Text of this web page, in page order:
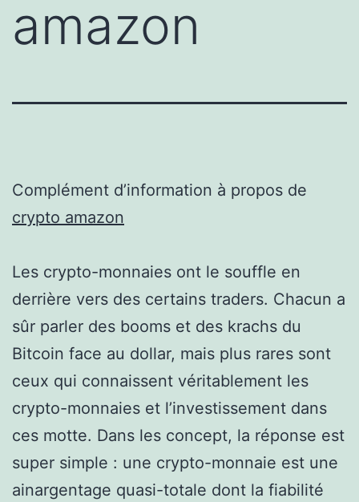
amazon
Complément d’information à propos de
crypto amazon
Les crypto-monnaies ont le souffle en
derrière vers des certains traders. Chacun a
sûr parler des booms et des krachs du
Bitcoin face au dollar, mais plus rares sont
ceux qui connaissent véritablement les
crypto-monnaies et l’investissement dans
ces motte. Dans les concept, la réponse est
super simple : une crypto-monnaie est une
ainargentage quasi-totale dont la fiabilité